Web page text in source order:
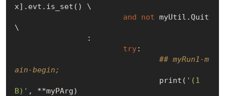
x].evt.is_set() \
and
not myUtil.Quit
\
try:
## myRun1-m
ain-begin;
				print(
'(1
B)' , **myPArg)